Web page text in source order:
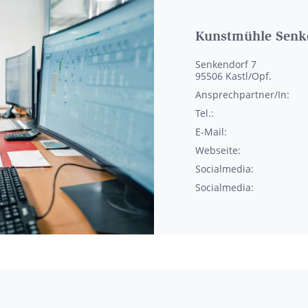
Kunstmühle
Senkendorf 7
95506 Kastl/Opf.
Ansprechpartner/In:
Tel.:
E-Mail:
Webseite:
Socialmedia:
Socialmedia: